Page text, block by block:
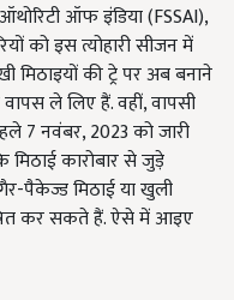
ऑफ इंडिया (FSSAI),
को इस त्योहारी सीजन में
मिठाइयों की ट्रे पर अब बनाने
ले लिए हैं. वहीं, वापसी
7 नवंबर, 2023 को जारी
मिठाई कारोबार से जुड़े
पैकेज्ड मिठाई या खुली
कर सकते हैं. ऐसे में आइए